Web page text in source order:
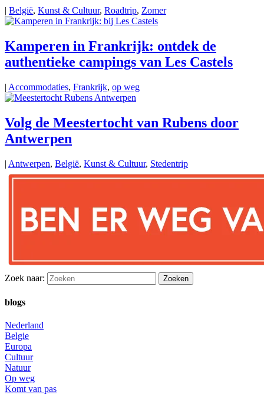
| België, Kunst & Cultuur, Roadtrip, Zomer
Kamperen in Frankrijk: ontdek de
authentieke campings van Les Castels
| Accommodaties, Frankrijk, op weg
Volg de Meestertocht van Rubens door
Antwerpen
| Antwerpen, België, Kunst & Cultuur, Stedentrip
Zoek naar:
blogs
Nederland
Belgie
Europa
Cultuur
Natuur
Op weg
Komt van pas